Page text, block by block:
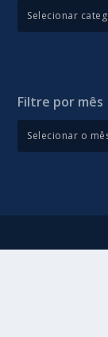
Filtre por mês